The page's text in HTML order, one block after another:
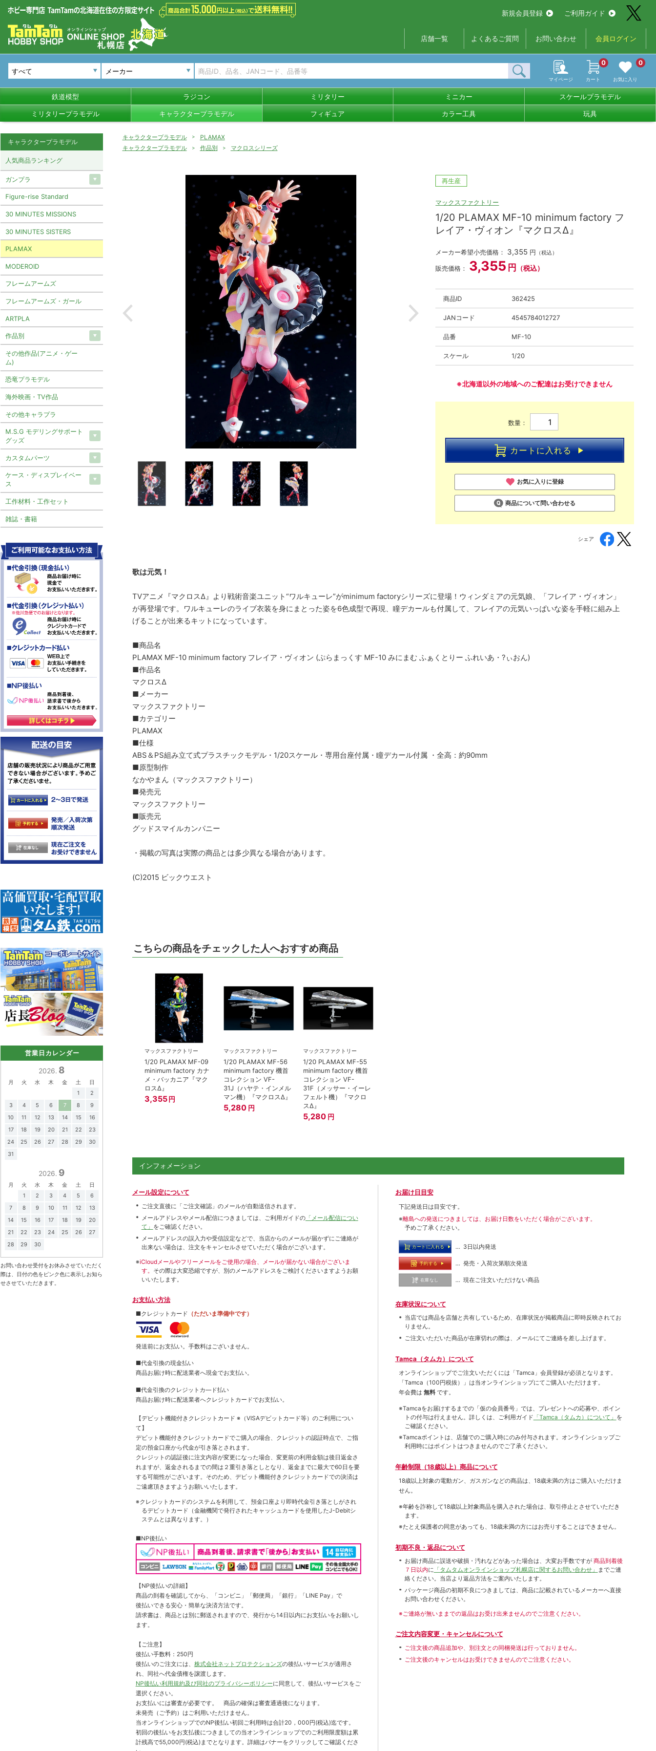
新規会員登録 ご利用ガイド
店舗一覧 よくあるご質問 お問い合わせ 会員ログイン
メーカー
マイページ カート
0
お気に入り
0
鉄道模型 ラジコン ミリタリー ミニカー スケールプラモデル
ミリタリープラモデル キャラクタープラモデル フィギュア カラー工具 玩具
キャラクタープラモデル
PLAMAX
キャラクタープラモデル
作品別 マクロスシリーズ
再生産
マックスファクトリー
1/20 PLAMAX MF-10 minimum factory フ
レイア・ヴィオン『マクロスΔ』
メーカー希望小売価格： 3,355 円 （税込）
販売価格： 3,355 円 （税込）
商品ID 362425
JANコード 4545784012727
品番 MF-10
スケール 1/20
※北海道以外の地域へのご配達はお受けできません
数量：
カートに入れる
お気に入りに登録
商品について問い合わせる
シェア
歌は元気！
TVアニメ『マクロスΔ』より戦術音楽ユニット“ワルキューレ”がminimum factoryシリーズに登場！ウィンダミアの元気娘、「フレイア・ヴィオン」
が再登場です。ワルキューレのライブ衣装を身にまとった姿を6色成型で再現、瞳デカールも付属して、フレイアの元気いっぱいな姿を手軽に組み上
げることが出来るキットになっています。
■商品名
PLAMAX MF-10 minimum factory フレイア・ヴィオン (ぷらまっくす MF-10 みにまむ ふぁくとりー ふれいあ・?ぃおん)
■作品名
マクロスΔ
■メーカー
マックスファクトリー
■カテゴリー
PLAMAX
■仕様
ABS＆PS組み立て式プラスチックモデル・1/20スケール・専用台座付属・瞳デカール付属 ・全高：約90mm
■原型制作
なかやまん（マックスファクトリー）
■発売元
マックスファクトリー
■販売元
グッドスマイルカンパニー
・掲載の写真は実際の商品とは多少異なる場合があります。
(C)2015 ビックウエスト
こちらの商品をチェックした人へおすすめ商品
マックスファクトリー
1/20 PLAMAX MF-09
minimum factory カナ
メ・バッカニア『マク
ロスΔ』
3,355 円
マックスファクトリー
1/20 PLAMAX MF-56
minimum factory 機首
コレクション VF-
31J（ハヤテ・インメル
マン機）『マクロスΔ』
5,280 円
マックスファクトリー
1/20 PLAMAX MF-55
minimum factory 機首
コレクション VF-
31F（メッサー・イーレ
フェルト機）『マクロ
スΔ』
5,280 円
インフォメーション
メール設定について
ご注文直後に「ご注文確認」のメールが自動送信されます。
メールアドレスやメール配信につきましては、ご利用ガイドの「メール配信につい
て」 をご確認ください。
メールアドレスの誤入力や受信設定などで、当店からのメールが届かずにご連絡が
出来ない場合は、注文をキャンセルさせていただく場合がございます。
※iCloudメールやフリーメールをご使用の場合、メールが届かない場合がございま
す。 その際は大変恐縮ですが、別のメールアドレスをご検討くださいますようお願
いいたします。
お支払い方法
■クレジットカード （ただいま準備中です）
発送前にお支払い。手数料はございません。
■代金引換の現金払い
商品お届け時に配送業者へ現金でお支払い。
■代金引換のクレジットカ―ド払い
商品お届け時に配送業者へクレジットカードでお支払い。
【デビット機能付きクレジットカード ※（VISAデビットカード等） のご利用につい
て】
デビット機能付きクレジットカードでご購入の場合、クレジットの認証時点で、ご指
定の預金口座から代金が引き落とされます。
クレジットの認証後に注文内容が変更になった場合、変更前の利用金額は後日返金さ
れますが、返金されるまでの間は２重引き落としとなり、返金までに最大で60日を要
する可能性がございます。そのため、デビット機能付きクレジットカードでの決済は
ご遠慮頂きますようお願いいたします。
※クレジットカードのシステムを利用して、預金口座より即時代金引き落としがされ
るデビットカード（金融機関で発行されたキャッシュカードを使用したJ-Debitシ
ステムとは異なります。）
■NP後払い
【NP後払いの詳細】
商品の到着を確認してから、「コンビニ」「郵便局」「銀行」「LINE Pay」で
後払いできる安心・簡単な決済方法です。
請求書は、商品とは別に郵送されますので、発行から14日以内にお支払いをお願いし
ます。
【ご注意】
後払い手数料：250円
後払いのご注文には、 株式会社ネットプロテクションズの後払いサービスが適用さ
れ、同社へ代金債権を譲渡します。
NP後払い利用規約及び同社のプライバシーポリシーに同意して、後払いサービスをご
選択ください。
お支払いには審査が必要です。 商品の確保は審査通過後になります。
未発売（ご予約）はご利用いただけません。
当オンラインショップでのNP後払い初回ご利用時は合計20，000円(税込)迄です。
初回の後払いをお支払後につきましての当オンラインショップでのご利用限度額は累
計残高で55,000円(税込)までとなります。詳細はバナーをクリックしてご確認くださ
お届け日目安
下記発送日は目安です。
※離島への発送につきましては、お届け日数をいただく場合がございます。
予めご了承ください。
カートに入れる … 3日以内発送
予約する … 発売・入荷次第順次発送
在庫なし … 現在ご注文いただけない商品
在庫状況について
当店では商品を店舗と共有しているため、在庫状況が掲載商品に即時反映されてお
りません。
ご注文いただいた商品が在庫切れの際は、メールにてご連絡を差し上げます。
Tamca（タムカ）について
オンラインショップでご注⽂いただくには「Tamca」会員登録が必須となります。
「Tamca （100円税抜）
」は当オンラインショップにてご購⼊いただけます。
年会費は 無料 です。
※Tamcaをお届けするまでの「仮の会員番号」では、プレゼントへの応募や、ポイン
トの付与は⾏えません。詳しくは、ご利⽤ガイド 「Tamca（タムカ）について」 を
ご確認ください。
※Tamcaポイントは、店舗でのご購⼊時にのみ付与されます。オンラインショップご
利用時にはポイントはつきませんのでご了承ください。
年齢制限（18歳以上）商品について
18歳以上対象の電動ガン、ガスガンなどの商品は、18歳未満の方はご購入いただけま
せん。
※年齢を詐称して18歳以上対象商品を購入された場合は、取引停止とさせていただき
ます。
※たとえ保護者の同意があっても、18歳未満の方にはお売りすることはできません。
初期不良・返品について
お届け商品に誤送や破損・汚れなどがあった場合は、大変お手数ですが 商品到着後
７日以内に 「タムタムオンラインショップ札幌店に関するお問い合わせ」 までご連
絡ください。当店より返品方法をご案内いたします。
パッケージ商品の初期不良につきましては、商品に記載されているメーカーへ直接
お問い合わせください。
※ご連絡が無いままでの返品はお受け出来ませんのでご注意ください。
ご注文内容変更・キャンセルについて
ご注文後の商品追加や、別注文との同梱発送は行っておりません。
ご注文後のキャンセルはお受けできませんのでご注意ください。
キャラクタープラモデル
人気商品ランキング
ガンプラ
Figure-rise Standard
30 MINUTES MISSIONS
30 MINUTES SISTERS
PLAMAX
MODEROID
フレームアームズ
フレームアームズ・ガール
ARTPLA
作品別
その他作品(アニメ・ゲー
ム)
恐竜プラモデル
海外映画・TV作品
その他キャラプラ
M.S.G モデリングサポート
グッズ
カスタムパーツ
ケース・ディスプレイベー
ス
工作材料・工作セット
雑誌・書籍
営業日カレンダー
2026. 8
月 火 水 木 金 土
日
1
2
3
4 5 6 7 8
9
10
11 12 13 14 15
16
17
18 19 20 21 22
23
24
25 26 27 28 29
30
31
2026. 9
月 火 水 木 金 土
日
1
2 3 4 5
6
7
8 9 10 11 12
13
14
15 16 17 18 19
20
21
22 23 24 25 26
27
28
29 30
お問い合わせ受付をお休みさせていただく
際は、日付の色をピンク色に表示しお知ら
せさせていただきます。